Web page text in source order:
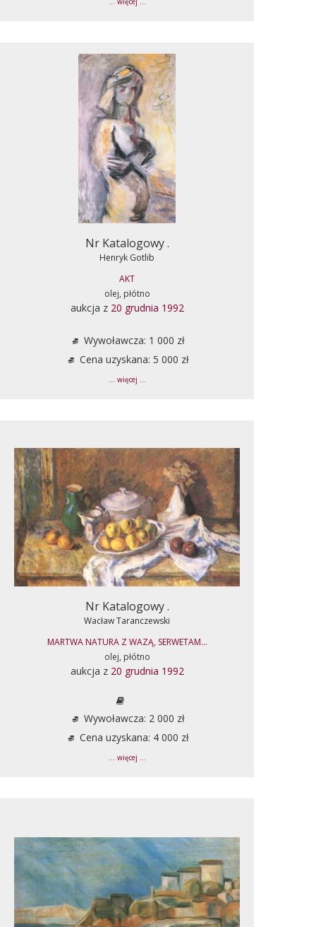
Nr Katalogowy .
Henryk Gotlib
AKT
olej, płótno
aukcja z 20 grudnia 1992
Wywoławcza: 1 000 zł
Cena uzyskana: 5 000 zł
... więcej ...
Nr Katalogowy .
Wacław Taranczewski
MARTWA NATURA Z WAZĄ, SERWETAM...
olej, płótno
aukcja z 20 grudnia 1992
Wywoławcza: 2 000 zł
Cena uzyskana: 4 000 zł
... więcej ...